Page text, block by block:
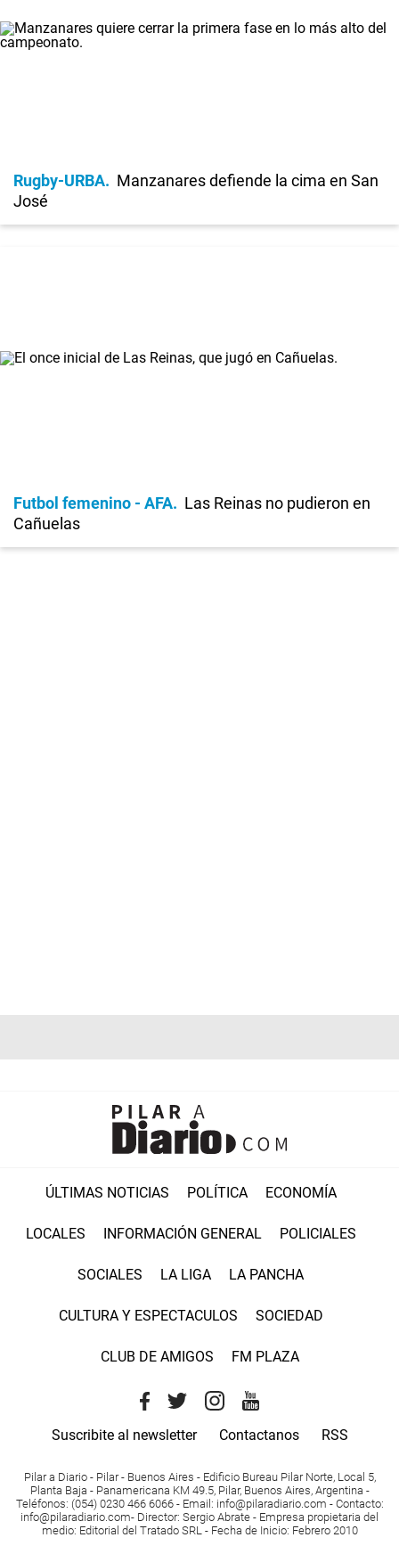
Rugby-URBA
Manzanares defiende la cima en San
José
Futbol femenino - AFA
Las Reinas no pudieron en
Cañuelas
ÚLTIMAS NOTICIAS POLÍTICA ECONOMÍA
LOCALES INFORMACIÓN GENERAL POLICIALES
SOCIALES LA LIGA LA PANCHA
CULTURA Y ESPECTACULOS SOCIEDAD
CLUB DE AMIGOS FM PLAZA
Suscribite al newsletter Contactanos RSS
Pilar a Diario - Pilar - Buenos Aires - Edificio Bureau Pilar Norte, Local 5,
Planta Baja - Panamericana KM 49.5, Pilar, Buenos Aires, Argentina -
Teléfonos: (054) 0230 466 6066 - Email : info@pilaradiario.com - Contacto:
info@pilaradiario.com- Director: Sergio Abrate - Empresa propietaria del
medio: Editorial del Tratado SRL - Fecha de Inicio: Febrero 2010